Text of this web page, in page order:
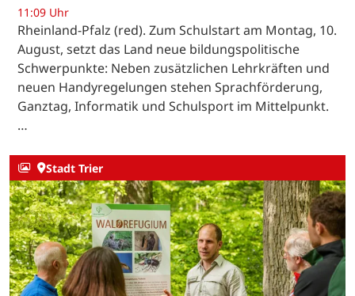
11:09 Uhr
Rheinland-Pfalz (red). Zum Schulstart am Montag, 10.
August, setzt das Land neue bildungspolitische
Schwerpunkte: Neben zusätzlichen Lehrkräften und
neuen Handyregelungen stehen Sprachförderung,
Ganztag, Informatik und Schulsport im Mittelpunkt.
…
Stadt Trier